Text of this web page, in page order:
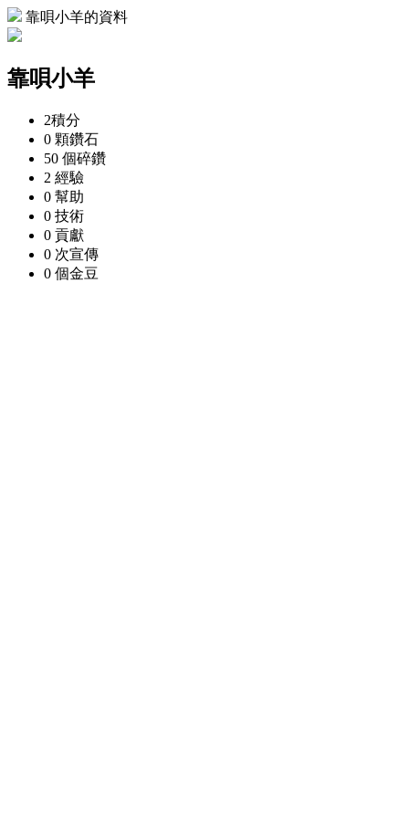
靠唄小羊的資料
靠唄小羊
2積分
0 顆鑽石
50 個碎鑽
2 經驗
0 幫助
0 技術
0 貢獻
0 次宣傳
0 個金豆